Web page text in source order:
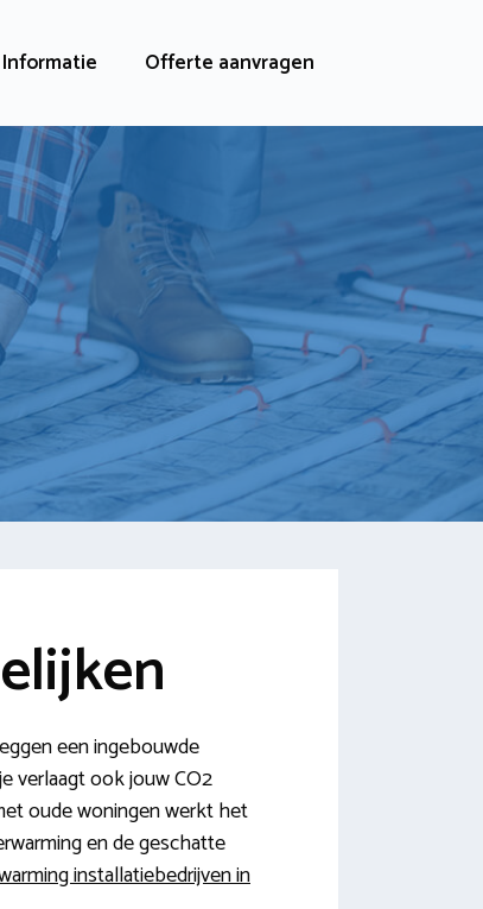
Informatie Offerte aanvragen
een ingebouwde
verlaagt ook jouw CO2
oude woningen werkt het
en de geschatte
installatiebedrijven in